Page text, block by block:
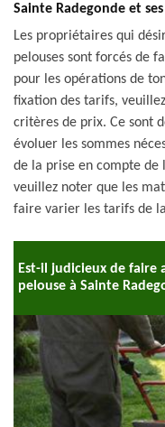
Sainte Radegonde et
Les propriétaires qui
pelouses sont forcés de
pour les opérations de
fixation des tarifs,
critères de prix. Ce sont
évoluer les sommes
de la prise en compte
veuillez noter que les
faire varier les tarifs de
Est-il judicieux de
pelouse à Sainte